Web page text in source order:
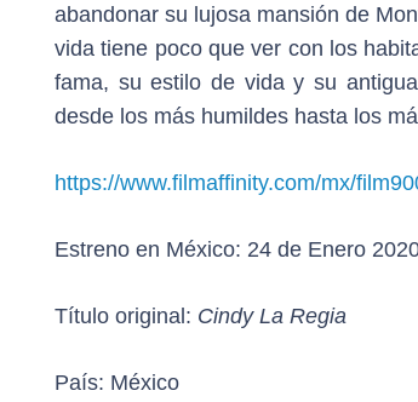
abandonar su lujosa mansión de
vida tiene poco que ver con los
fama, su estilo de vida y su
desde los más humildes hasta los
https://www.filmaffinity.com/mx/
Estreno en México: 24 de Enero
Título original: Cindy La Regia
País: México